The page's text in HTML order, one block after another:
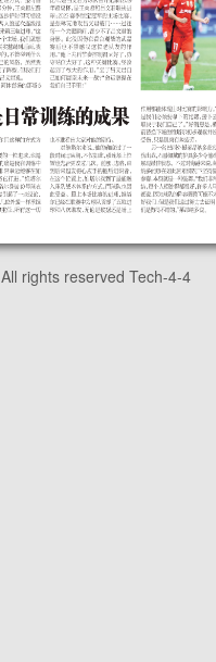
All rights reserved Tech-4-4